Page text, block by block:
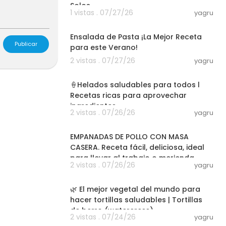
Solos
1 vistas . 07/27/26 yagru
Ensalada de Pasta ¡La Mejor Receta
para este Verano!
2 vistas . 07/27/26
yagru
🍦Helados saludables para todos l
Recetas ricas para aprovechar
ingredientes
2 vistas . 07/26/26 yagru
EMPANADAS DE POLLO CON MASA
CASERA. Receta fácil, deliciosa, ideal
para llevar al trabajo o merienda
2 vistas . 07/26/26 yagru
🌿 El mejor vegetal del mundo para
hacer tortillas saludables | Tortillas
de berro (watercress)
2 vistas . 07/24/26 yagru
Publicar